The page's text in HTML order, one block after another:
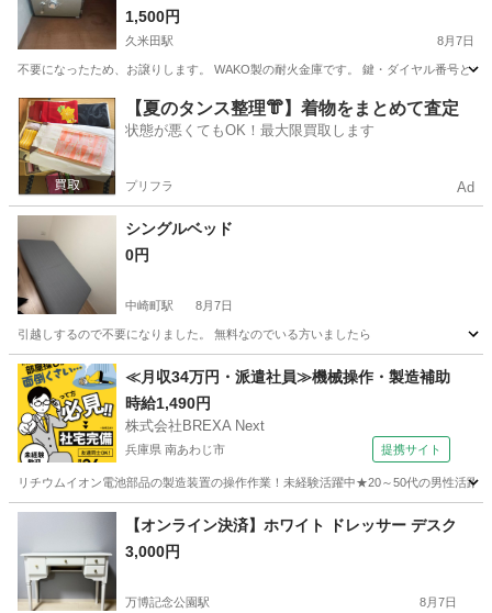
1,500円
久米田駅 8月7日
不要になったため、お譲りします。 WAKO製の耐火金庫です。 鍵・ダイヤル番号と
大阪 岸和田市 久米田駅 オフィス用家具
【夏のタンス整理👘】着物をまとめて査定
状態が悪くてもOK！最大限買取します
プリフラ Ad
シングルベッド
0円
中崎町駅 8月7日
引越しするので不要になりました。 無料なのでいる方いましたら
大阪 大阪市 中崎町駅 ベッド
≪月収34万円・派遣社員≫機械操作・製造補助
時給1,490円
株式会社BREXA Next
兵庫県 南あわじ市 提携サイト
リチウムイオン電池部品の製造装置の操作作業！未経験活躍中★20～50代の男性活
兵庫 南あわじ市 その他
【オンライン決済】ホワイト ドレッサー デスク
3,000円
万博記念公園駅 8月7日